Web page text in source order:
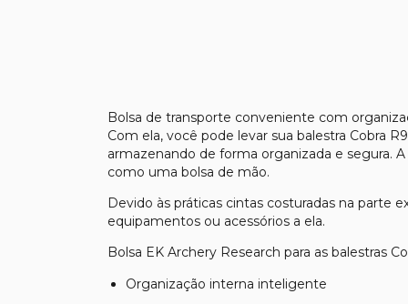
Bolsa de transporte conveniente com
Com ela, você pode levar sua balestra Cobra
armazenando de forma organizada e segura.
como uma bolsa de mão.
Devido às práticas cintas costuradas na parte
equipamentos ou acessórios a ela.
Bolsa EK Archery Research para as balestras
Organização interna inteligente